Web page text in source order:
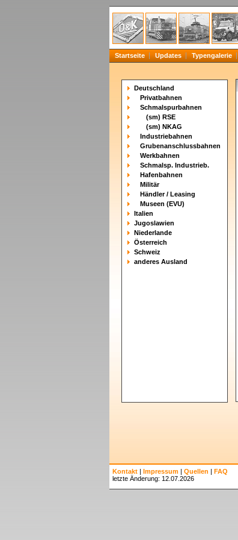
Startseite Updates Typengalerie
Deutschland
Privatbahnen
Schmalspurbahnen
(sm) RSE
(sm) NKAG
Industriebahnen
Grubenanschlussbahnen
Werkbahnen
Schmalsp. Industrieb.
Hafenbahnen
Militär
Händler / Leasing
Museen (EVU)
Italien
Jugoslawien
Niederlande
Österreich
Schweiz
anderes Ausland
Kontakt | Impressum | Quellen | FAQ
letzte Änderung: 12.07.2026